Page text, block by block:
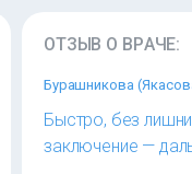
ОТЗЫВ О ВРАЧЕ:
Бурашникова
Быстро, без
заключение —